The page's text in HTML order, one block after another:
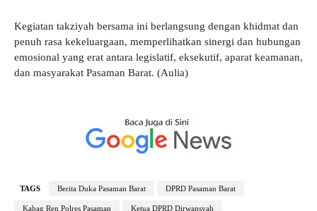
Kegiatan takziyah bersama ini berlangsung dengan khidmat dan
penuh rasa kekeluargaan, memperlihatkan sinergi dan hubungan
emosional yang erat antara legislatif, eksekutif, aparat keamanan,
dan masyarakat Pasaman Barat. (Aulia)
TAGS Berita Duka Pasaman Barat DPRD Pasaman Barat
Kabag Ren Polres Pasaman Ketua DPRD Dirwansyah